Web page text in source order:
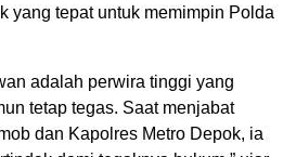
yang tepat untuk memimpin Polda
adalah perwira tinggi yang
tetap tegas. Saat menjabat
dan Kapolres Metro Depok, ia